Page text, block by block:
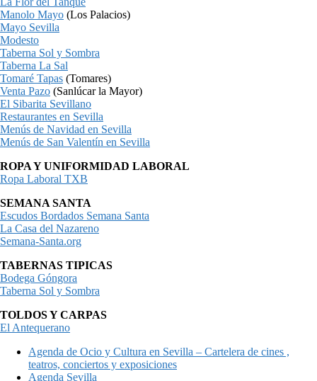
Manolo Mayo (Los Palacios)
Mayo Sevilla
Modesto
Taberna Sol y Sombra
Taberna La Sal
Tomaré Tapas (Tomares)
Venta Pazo (Sanlúcar la Mayor)
El Sibarita Sevillano
Restaurantes en Sevilla
Menús de Navidad en Sevilla
Menús de San Valentín en Sevilla
ROPA Y UNIFORMIDAD LABORAL
Ropa Laboral TXB
SEMANA SANTA
Escudos Bordados Semana Santa
La Casa del Nazareno
Semana-Santa.org
TABERNAS TIPICAS
Bodega Góngora
Taberna Sol y Sombra
TOLDOS Y CARPAS
El Antequerano
Agenda de Ocio y Cultura en Sevilla – Cartelera de cines ,
teatros, conciertos y exposiciones
Agenda Sevilla